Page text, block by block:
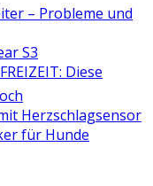
– Probleme und
S3
Diese
Herzschlagsensor
für Hunde